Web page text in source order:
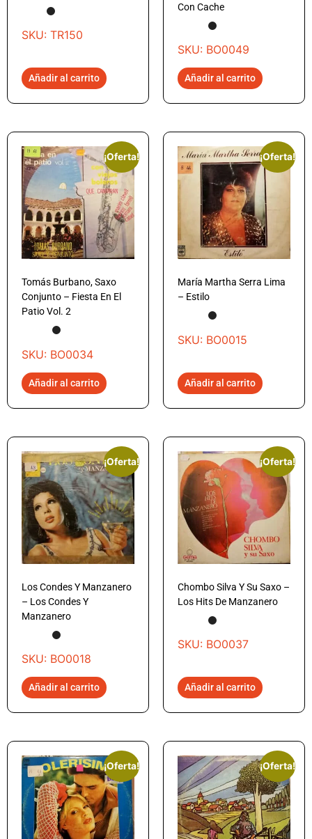
SKU: TR150
Añadir al carrito
Con Cache
SKU: BO0049
Añadir al carrito
¡Oferta!
Tomás Burbano, Saxo
Conjunto – Fiesta En El
Patio Vol. 2
SKU: BO0034
Añadir al carrito
¡Oferta!
María Martha Serra Lima
– Estilo
SKU: BO0015
Añadir al carrito
¡Oferta!
Los Condes Y Manzanero
– Los Condes Y
Manzanero
SKU: BO0018
Añadir al carrito
¡Oferta!
Chombo Silva Y Su Saxo –
Los Hits De Manzanero
SKU: BO0037
Añadir al carrito
¡Oferta! ¡Oferta!